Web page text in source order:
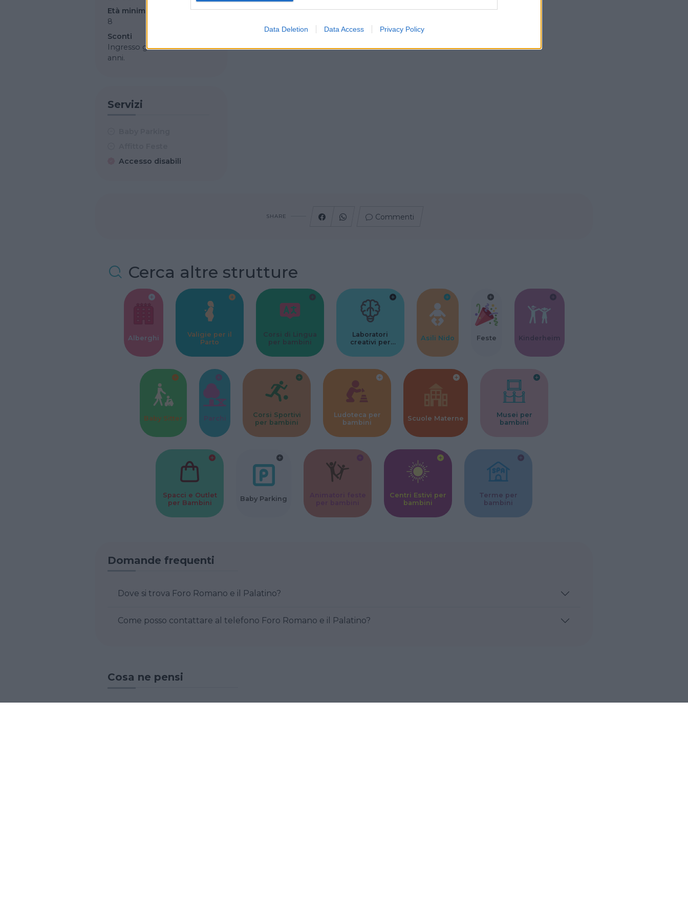
Data Deletion Data Access Privacy Policy
Età minima
8
Sconti
Ingresso gratuito fino a 16
anni.
Servizi
Accesso disabili
SHARE Commenti
Cerca altre strutture
Alberghi
Valigie per il
Parto
Corsi di Lingua
per bambini
Laboratori
creativi per
Asili Nido Feste Kinderheim
Baby Sitter Parchi
Corsi Sportivi
per bambini
Ludoteca per
bambini
Scuole Materne
Musei per
bambini
Spacci e Outlet
per Bambini
Baby Parking
Centri Estivi per
bambini
Terme per
bambini
Domande frequenti
Dove si trova Foro Romano e il Palatino?
Come posso contattare al telefono Foro Romano e il Palatino?
Cosa ne pensi